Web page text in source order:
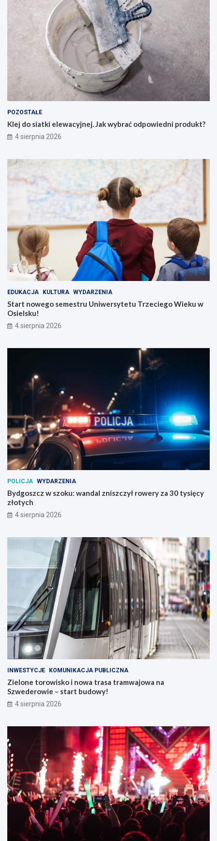
POZOSTAŁE
Klej do siatki elewacyjnej. Jak wybrać odpowiedni produkt?
4 sierpnia 2026
EDUKACJA KULTURA WYDARZENIA
Start nowego semestru Uniwersytetu Trzeciego Wieku w
Osielsku!
4 sierpnia 2026
POLICJA WYDARZENIA
Bydgoszcz w szoku: wandal zniszczył rowery za 30 tysięcy
złotych
4 sierpnia 2026
INWESTYCJE KOMUNIKACJA PUBLICZNA
Zielone torowisko i nowa trasa tramwajowa na
Szwederowie – start budowy!
4 sierpnia 2026